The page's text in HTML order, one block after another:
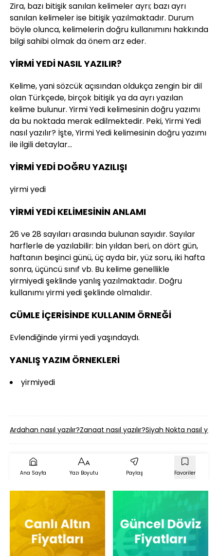
Zira, bazı bitişik sanılan kelimeler ayrı; bazı ayrı
sanılan kelimeler ise bitişik yazılmaktadır. Durum
böyle olunca, kelimelerin doğru kullanımını hakkında
bilgi sahibi olmak da önem arz eder.
YİRMİ YEDİ NASIL YAZILIR?
Kelime, yani sözcük açısından oldukça zengin bir dil
olan Türkçede, birçok bitişik ya da ayrı yazılan
kelime bulunur. Yirmi Yedi kelimesinin doğru yazımı
da bu noktada merak edilmektedir. Peki, Yirmi Yedi
nasıl yazılır? İşte, Yirmi Yedi kelimesinin doğru yazımı
ile ilgili detaylar…
YİRMİ YEDİ DOĞRU YAZILIŞI
yirmi yedi
YİRMİ YEDİ KELİMESİNİN ANLAMI
26 ve 28 sayıları arasında bulunan sayıdır. Sayılar
harflerle de yazılabilir: bin yıldan beri, on dört gün,
haf­tanın beşinci günü, üç ayda bir, yüz soru, iki hafta
sonra, üçüncü sınıf vb. Bu kelime genellikle
yirmiyedi şeklinde yanlış yazılmaktadır. Doğru
kullanımı yirmi yedi şeklinde olmalıdır.
CÜMLE İÇERİSİNDE KULLANIM ÖRNEĞİ
Evlendiğinde yirmi yedi yaşındaydı.
YANLIŞ YAZIM ÖRNEKLERİ
yirmiyedi
Ardahan nasıl yazılır?Zanaat nasıl yazılır?Siyah Nokta nasıl
Ana Sayfa Yazı Boyutu Paylaş Favoriler